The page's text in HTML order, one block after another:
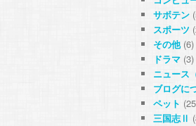
サボテン
スポーツ
その他(6)
ドラマ (3)
ニュース
ブログに
ペット
三国志Ⅱ